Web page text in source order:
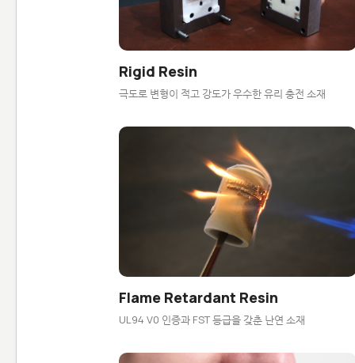
Rigid Resin
극도로 변형이 적고 강도가 우수한 유리 충전 소재
Flame Retardant Resin
UL94 V0 인증과 FST 등급을 갖춘 난연 소재